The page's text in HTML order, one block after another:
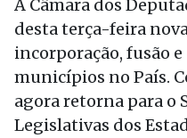
A Câmara dos
desta terça-feira
incorporação, fusão
municípios no País.
agora retorna para o
Legislativas dos